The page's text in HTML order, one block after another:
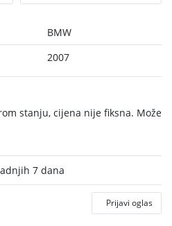
BMW
2007
stanju, cijena nije fiksna. Može
7 dana
Prijavi oglas